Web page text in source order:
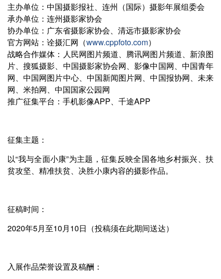
主办单位：中国摄影报社、连州（国际）摄影年展组委会
承办单位：连州摄影家协会
协办单位：广东省摄影家协会、清远市摄影家协会
官方网站：诠摄汇网（www.cppfoto.com）
战略合作媒体：人民网图片频道、腾讯网图片频道、新浪图
片、搜狐摄影、中国摄影家协会网、影像中国网、中国青年
网、中国网图片中心、中国新闻图片网、中国报协网、未来
网、米拍网、中国国家公园网
推广征集平台：手机影像APP、千途APP
征集主题：
以“我与全面小康”为主题，征集反映全国各地乡村振兴、扶
贫攻坚、精准扶贫、决胜小康内容的摄影作品。
征稿时间：
2020年5月至10月10日（投稿须在此期间送达）
入展作品荣誉设置及稿酬：